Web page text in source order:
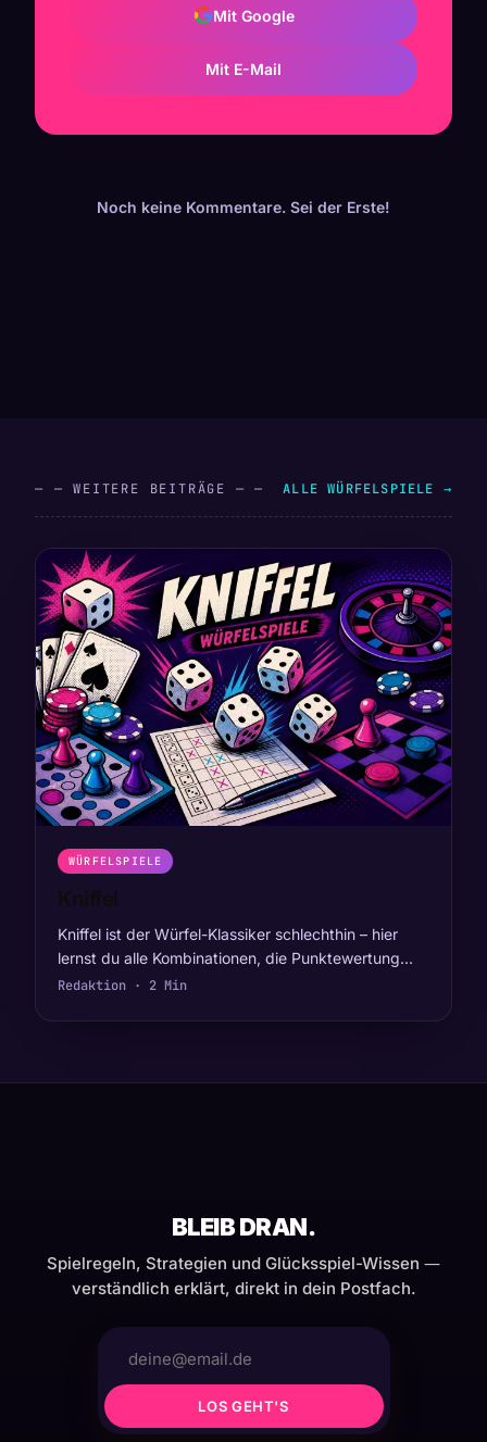
Mit Google
Mit E-Mail
Noch keine Kommentare. Sei der Erste!
— — WEITERE BEITRÄGE — — ALLE WÜRFELSPIELE →
WÜRFELSPIELE
Kniffel
Kniffel ist der Würfel-Klassiker schlechthin – hier
lernst du alle Kombinationen, die Punktewertung…
Redaktion · 2 Min
BLEIB DRAN.
Spielregeln, Strategien und Glücksspiel-Wissen —
verständlich erklärt, direkt in dein Postfach.
LOS GEHT'S